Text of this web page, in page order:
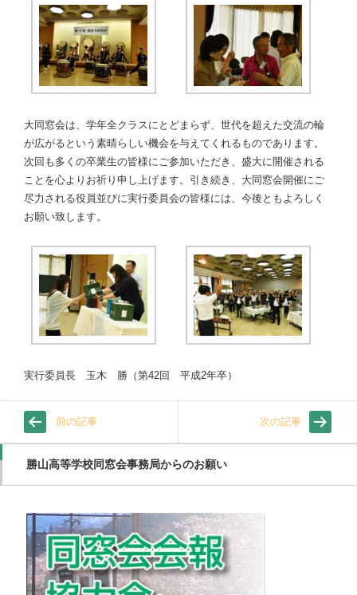
大同窓会は、学年全クラスにとどまらず、世代を超えた交流の輪
が広がるという素晴らしい機会を与えてくれるものであります。
次回も多くの卒業生の皆様にご参加いただき、盛大に開催される
ことを心よりお祈り申し上げます。引き続き、大同窓会開催にご
尽力される役員並びに実行委員会の皆様には、今後ともよろしく
お願い致します。
実行委員長 玉木 勝（第42回 平成2年卒）
前の記事 次の記事
勝山高等学校同窓会事務局からのお願い